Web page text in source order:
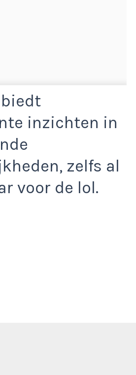
inzichten in
zelfs al
voor de lol.